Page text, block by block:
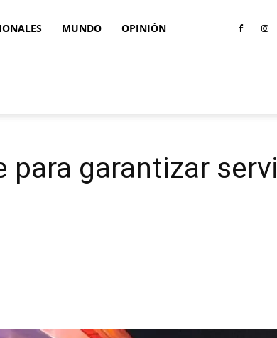
MUNDO OPINIÓN
para garantizar